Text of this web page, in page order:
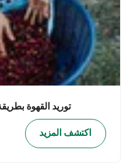
توريد القهوة بطريقة
اكتشف المزيد